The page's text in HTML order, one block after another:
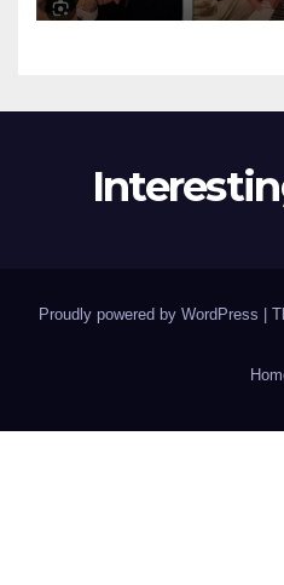
Proudly powered by WordPress